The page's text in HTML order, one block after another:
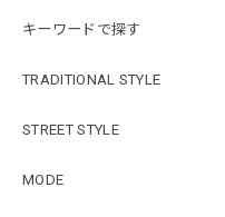
キーワードで探す
TRADITIONAL STYLE
STREET STYLE
MODE